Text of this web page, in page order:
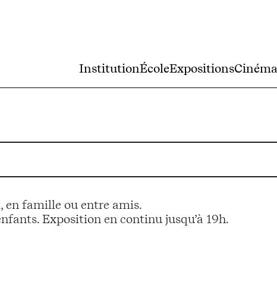
InstitutionÉcoleExpositionsCinéma
en famille ou entre amis.
Exposition en continu jusqu’à 19h.